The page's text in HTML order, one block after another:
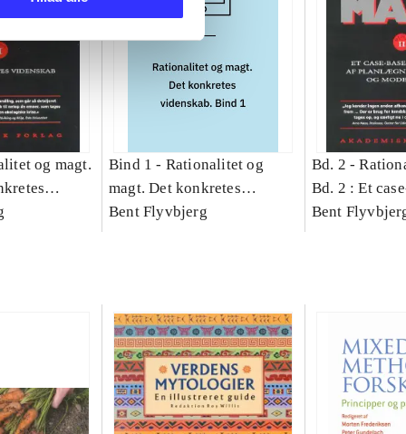
og magt.
Bind 1 - Rationalitet og
magt. Det konkretes
videnskab. Bind 1
Bent Flyvbjerg
Bd. 2 -
Bd. 2 : Et
studie af
Bent